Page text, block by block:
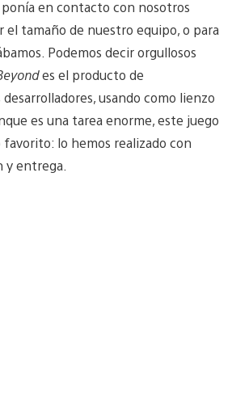
en contacto con nosotros
tamaño de nuestro equipo, o para
Podemos decir orgullosos
es el producto de
usando como lienzo
es una tarea enorme, este juego
lo hemos realizado con
y entrega.